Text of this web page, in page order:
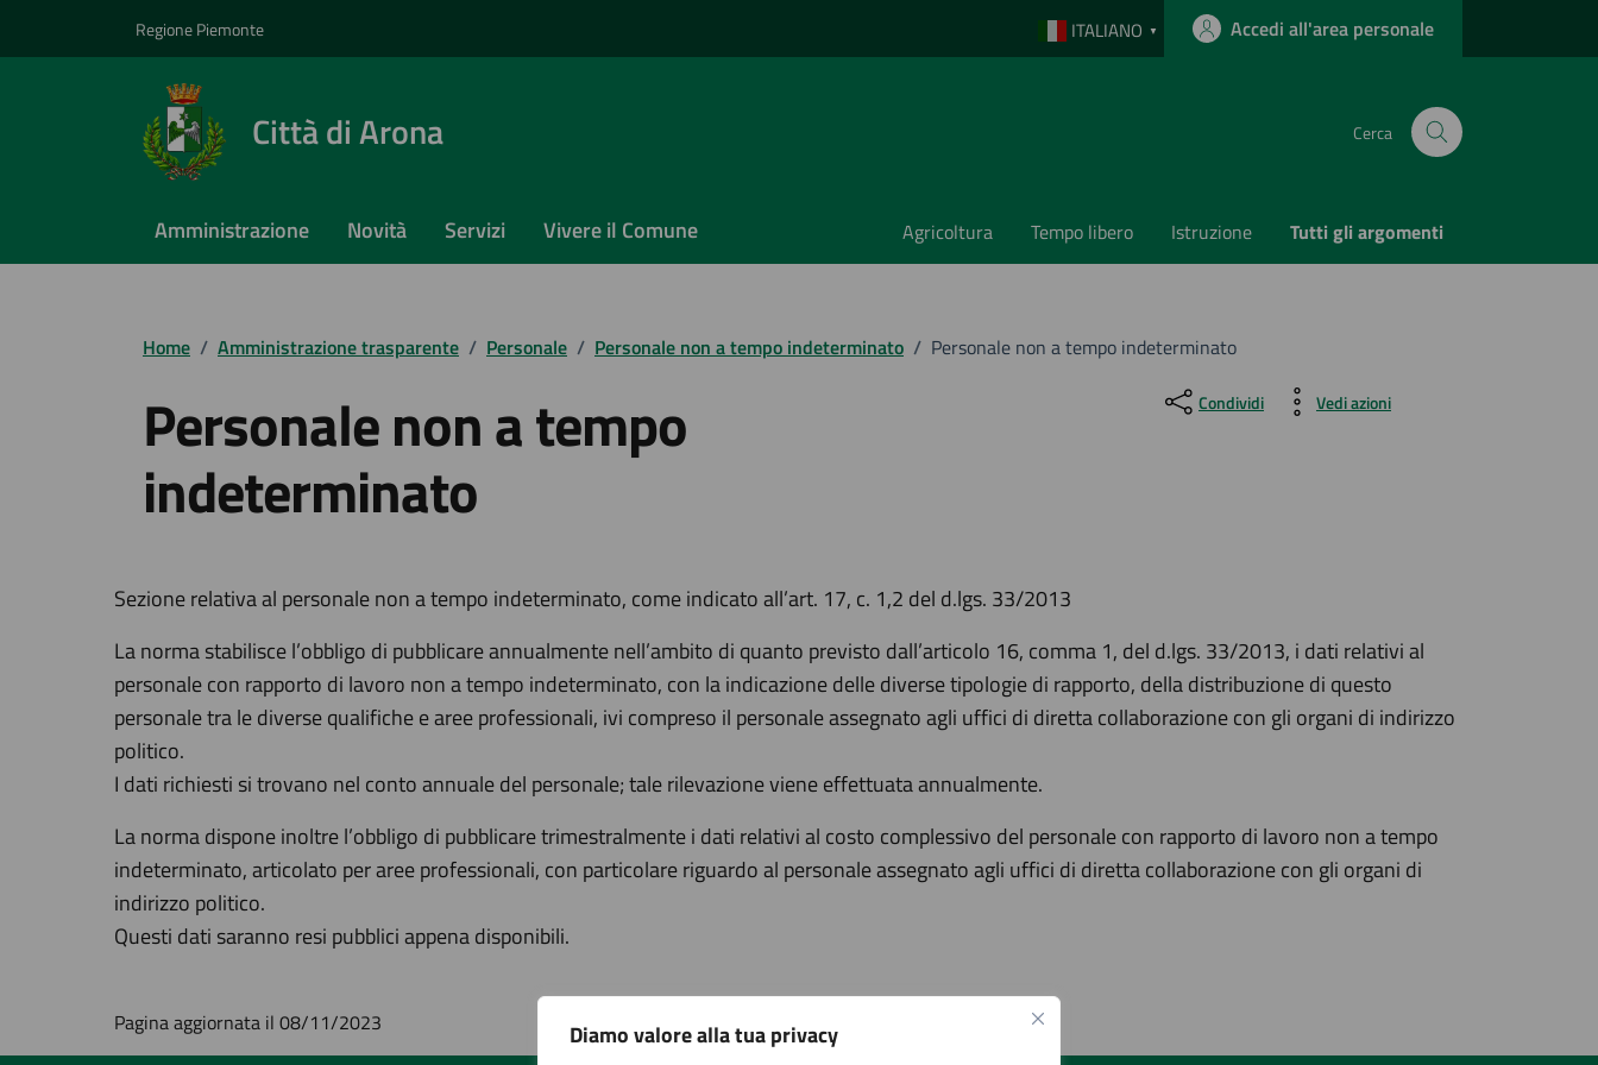
Diamo valore alla tua privacy
Regione Piemonte ITALIANO ▼ Accedi all'area personale
Città di Arona Cerca
Amministrazione Novità Servizi Vivere il Comune Agricoltura Tempo libero Istruzione Tutti gli argomenti
Home / Amministrazione trasparente / Personale / Personale non a tempo indeterminato / Personale non a tempo indeterminato
Personale non a tempo
indeterminato
Condividi Vedi azioni
Sezione relativa al personale non a tempo indeterminato, come indicato all’art. 17, c. 1,2 del d.lgs. 33/2013
La norma stabilisce l’obbligo di pubblicare annualmente nell’ambito di quanto previsto dall’articolo 16, comma 1, del d.lgs. 33/2013, i dati relativi al
personale con rapporto di lavoro non a tempo indeterminato, con la indicazione delle diverse tipologie di rapporto, della distribuzione di questo
personale tra le diverse qualifiche e aree professionali, ivi compreso il personale assegnato agli uffici di diretta collaborazione con gli organi di indirizzo
politico.
I dati richiesti si trovano nel conto annuale del personale; tale rilevazione viene effettuata annualmente.
La norma dispone inoltre l’obbligo di pubblicare trimestralmente i dati relativi al costo complessivo del personale con rapporto di lavoro non a tempo
indeterminato, articolato per aree professionali, con particolare riguardo al personale assegnato agli uffici di diretta collaborazione con gli organi di
indirizzo politico.
Questi dati saranno resi pubblici appena disponibili.
Pagina aggiornata il 08/11/2023